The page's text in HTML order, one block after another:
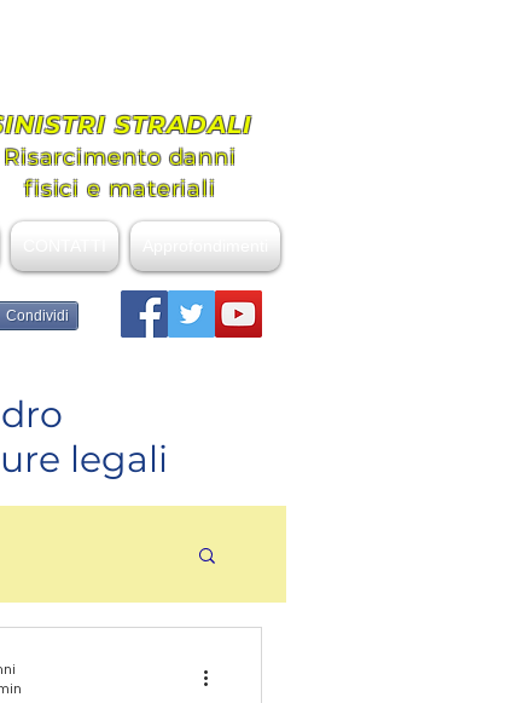
STRADALI
Risarcimento danni
fisici e materiali
Condividi
legali